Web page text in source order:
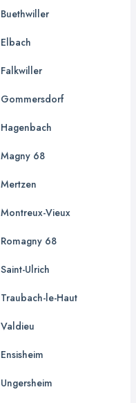
Buethwiller
Elbach
Falkwiller
Gommersdorf
Hagenbach
Magny 68
Mertzen
Montreux-Vieux
Romagny 68
Saint-Ulrich
Traubach-le-Haut
Valdieu
Ensisheim
Ungersheim